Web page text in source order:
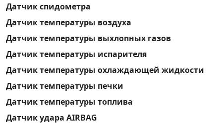
Датчик спидометра
Датчик температуры воздуха
Датчик температуры выхлопных газов
Датчик температуры испарителя
Датчик температуры охлаждающей жидкости
Датчик температуры печки
Датчик температуры топлива
Датчик удара AIRBAG